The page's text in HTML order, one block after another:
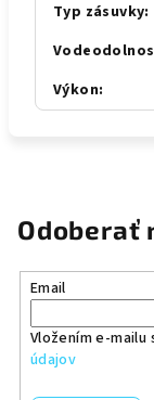
Typ zásuvky:
Výkon:
Odoberať
Email
Vložením e-mailu
údajov